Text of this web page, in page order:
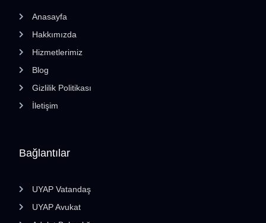
Bağlantılar
UYAP Vatandaş
UYAP Avukat
Anasayfa
Hakkımızda
Hizmetlerimiz
Blog
Gizlilik Politikası
İletişim